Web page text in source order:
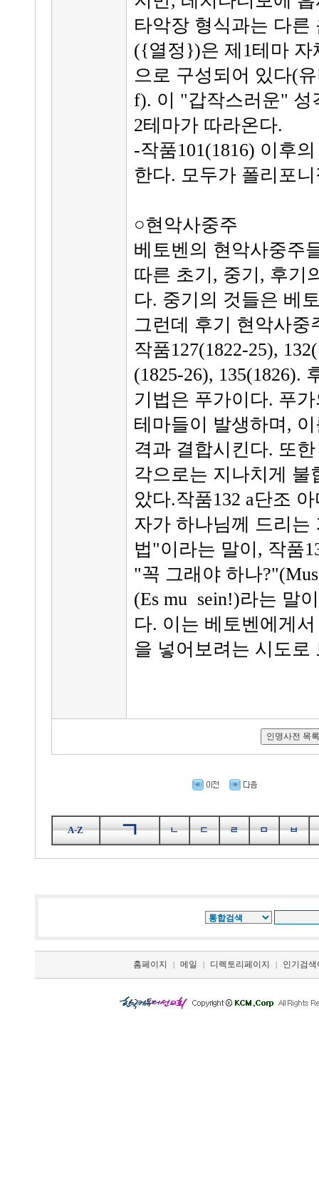
타악장 형식과는 다른
({열정})은 제1테마 자
으로 구성되어 있다(
f). 이 "갑작스러운" 성
2테마가 따라온다.
-작품101(1816) 이후
한다. 모두가 폴리포
○현악사중주
베토벤의 현악사중주
따른 초기, 중기, 후기
다. 중기의 것들은 베
그런데 후기 현악사중
작품127(1822-25),
(1825-26), 135(1826).
기법은 푸가이다. 푸
테마들이 발생하며,
격과 결합시킨다. 또
각으로는 지나치게 불
았다.작품132 a단조
자가 하나님께 드리는
법"이라는 말이, 작품
"꼭 그래야 하나
(Es mu sein!)라는 말
다. 이는 베토벤에게
을 넣어보려는 시도
A-Z ㄱ ㄴ ㄷ ㄹ ㅁ ㅂ
홈페이지 | 메일 | 디렉토리페이지 | 인기검색